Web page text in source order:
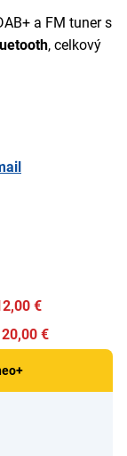
a FM tuner s
, celkový
€
20,00 €